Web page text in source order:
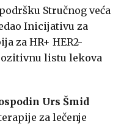
Stručnog veća
Inicijativu za
za HR+ HER2-
listu lekova
Urs Šmid
za lečenje